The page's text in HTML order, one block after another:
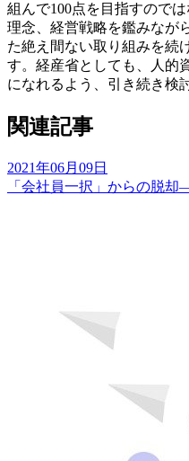
組んで100点を目指すので
理念、経営戦略を鑑みなが
た絶え間ない取り組みを続
す。経産省としても、人的
になれるよう、引き続き検
関連記事
2021年06月09日
「会社員一択」からの脱